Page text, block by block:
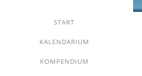
START
KALENDARIUM
KOMPENDIUM